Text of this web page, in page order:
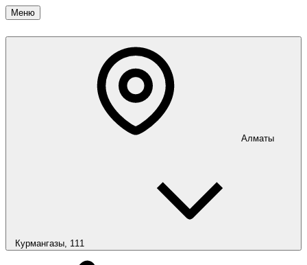
Меню
Алматы
Курмангазы, 111